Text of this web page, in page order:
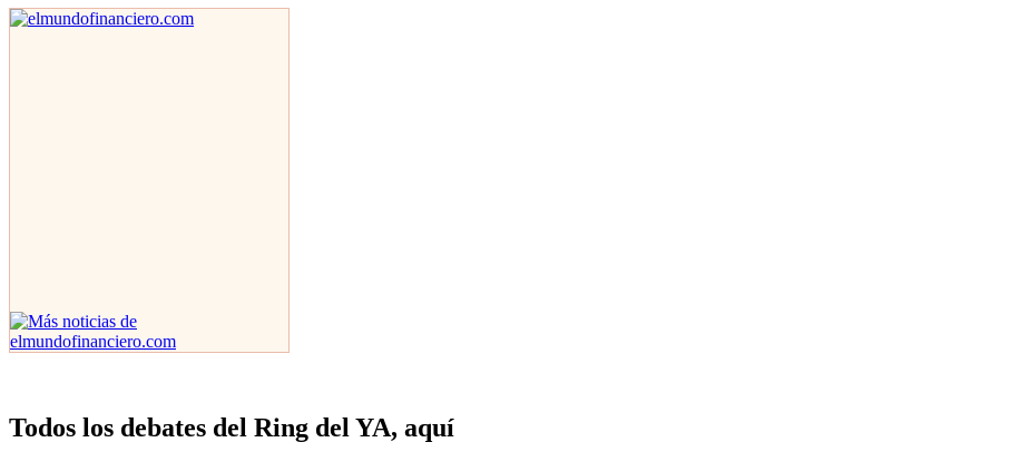
Todos los debates del Ring del YA, aquí